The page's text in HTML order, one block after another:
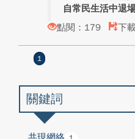
自常民生活中退
點閱：179
下
1
關鍵詞